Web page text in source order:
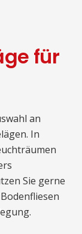
für
an
In
Sie gerne